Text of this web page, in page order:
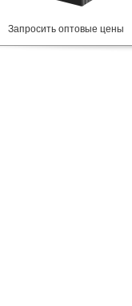
Запросить оптовые цены